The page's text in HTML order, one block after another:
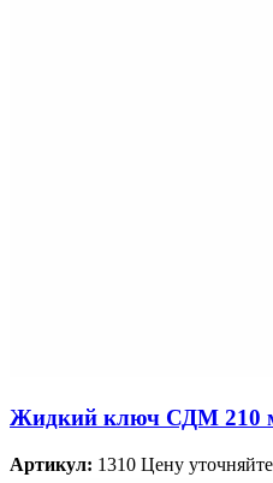
Жидкий ключ СДМ 210
Артикул: 1310 Цену уточняйте